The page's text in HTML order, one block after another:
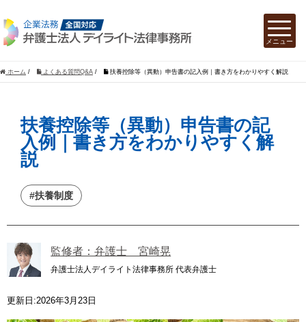
ホーム / よくある質問Q&A / 扶養控除等（異動）申告書の記入例｜書き方をわかりやすく解説
扶養控除等（異動）申告書の記
入例｜書き方をわかりやすく解
説
#扶養制度
監修者：弁護士 宮崎晃
弁護士法人デイライト法律事務所 代表弁護士
更新日:2026年3月23日